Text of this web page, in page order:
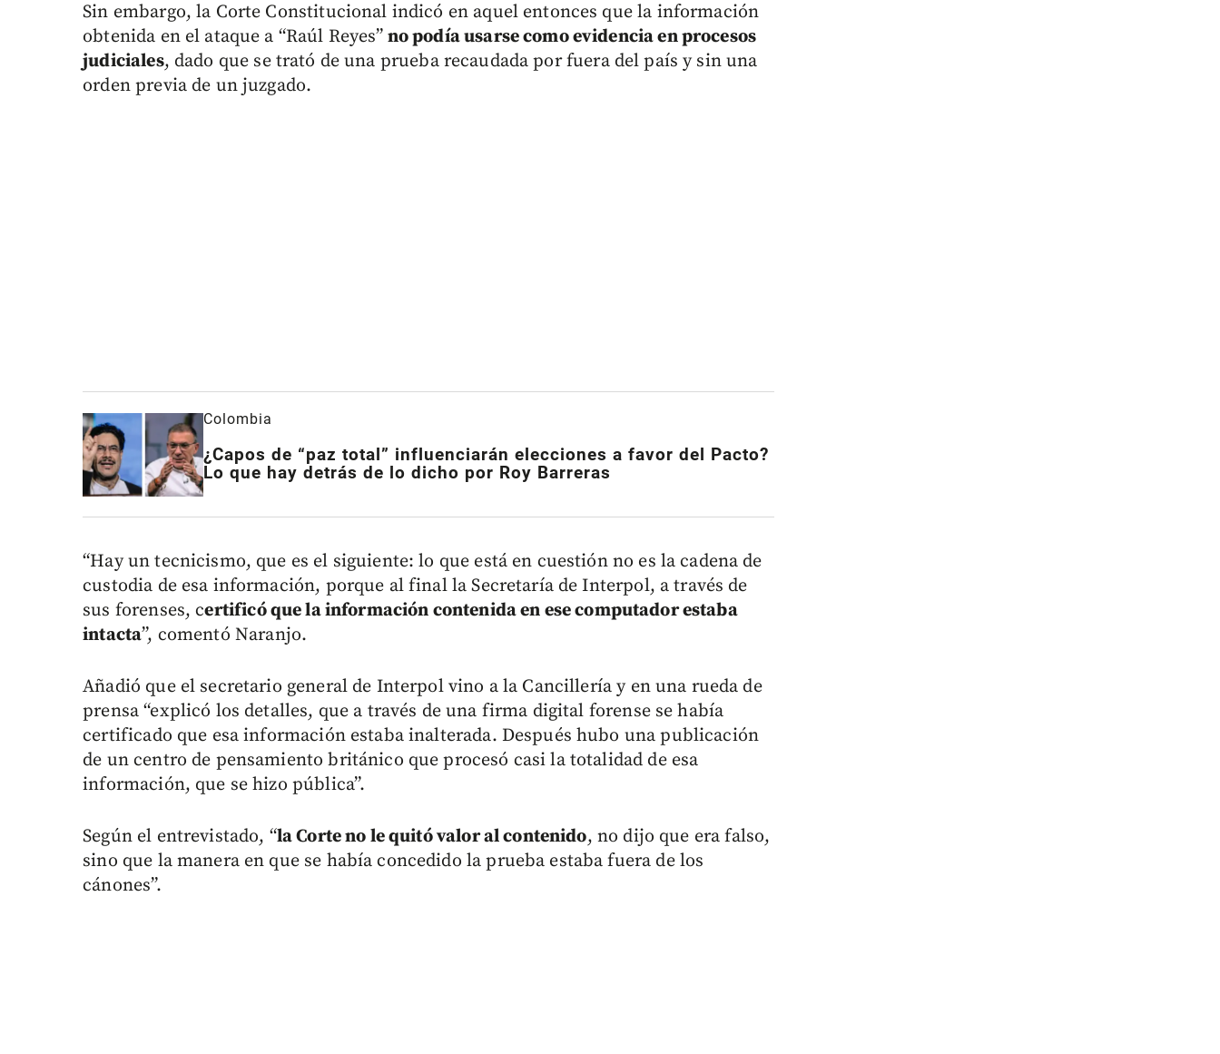
Sin embargo, la Corte Constitucional indicó en aquel entonces que la información
obtenida en el ataque a “Raúl Reyes” no podía usarse como evidencia en procesos
judiciales, dado que se trató de una prueba recaudada por fuera del país y sin una
orden previa de un juzgado.
Colombia
¿Capos de “paz total” influenciarán elecciones a favor del Pacto?
Lo que hay detrás de lo dicho por Roy Barreras
“Hay un tecnicismo, que es el siguiente: lo que está en cuestión no es la cadena de
custodia de esa información, porque al final la Secretaría de Interpol, a través de
sus forenses, certificó que la información contenida en ese computador estaba
intacta”, comentó Naranjo.
Añadió que el secretario general de Interpol vino a la Cancillería y en una rueda de
prensa “explicó los detalles, que a través de una firma digital forense se había
certificado que esa información estaba inalterada. Después hubo una publicación
de un centro de pensamiento británico que procesó casi la totalidad de esa
información, que se hizo pública”.
Según el entrevistado, “la Corte no le quitó valor al contenido, no dijo que era falso,
sino que la manera en que se había concedido la prueba estaba fuera de los
cánones”.